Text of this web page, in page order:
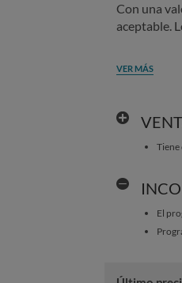
Con una
aceptable.
VER MÁS
Tiene
El